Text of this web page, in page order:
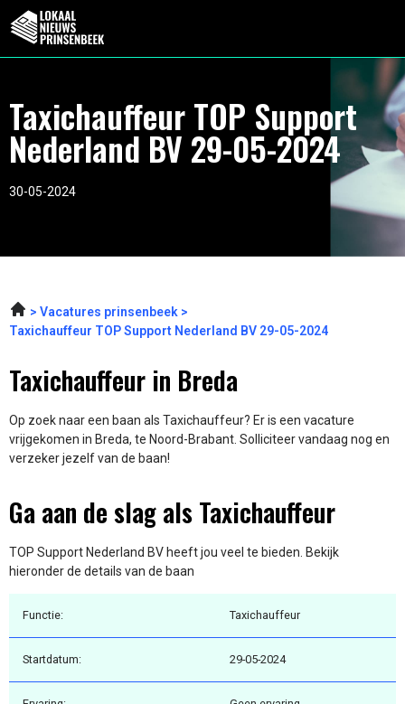
Taxichauffeur TOP Support
Nederland BV 29-05-2024
30-05-2024
Vacatures prinsenbeek
Taxichauffeur TOP Support Nederland BV 29-05-2024
Taxichauffeur in Breda
Op zoek naar een baan als Taxichauffeur? Er is een vacature
vrijgekomen in Breda, te Noord-Brabant. Solliciteer vandaag nog en
verzeker jezelf van de baan!
Ga aan de slag als Taxichauffeur
TOP Support Nederland BV heeft jou veel te bieden. Bekijk
hieronder de details van de baan
Functie: Taxichauffeur
Startdatum: 29-05-2024